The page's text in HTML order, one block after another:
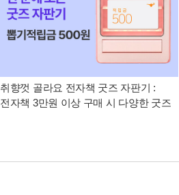
취향껏 골라요 전자책 굿즈 자판기 :
전자책 3만원 이상 구매 시 다양한 굿즈